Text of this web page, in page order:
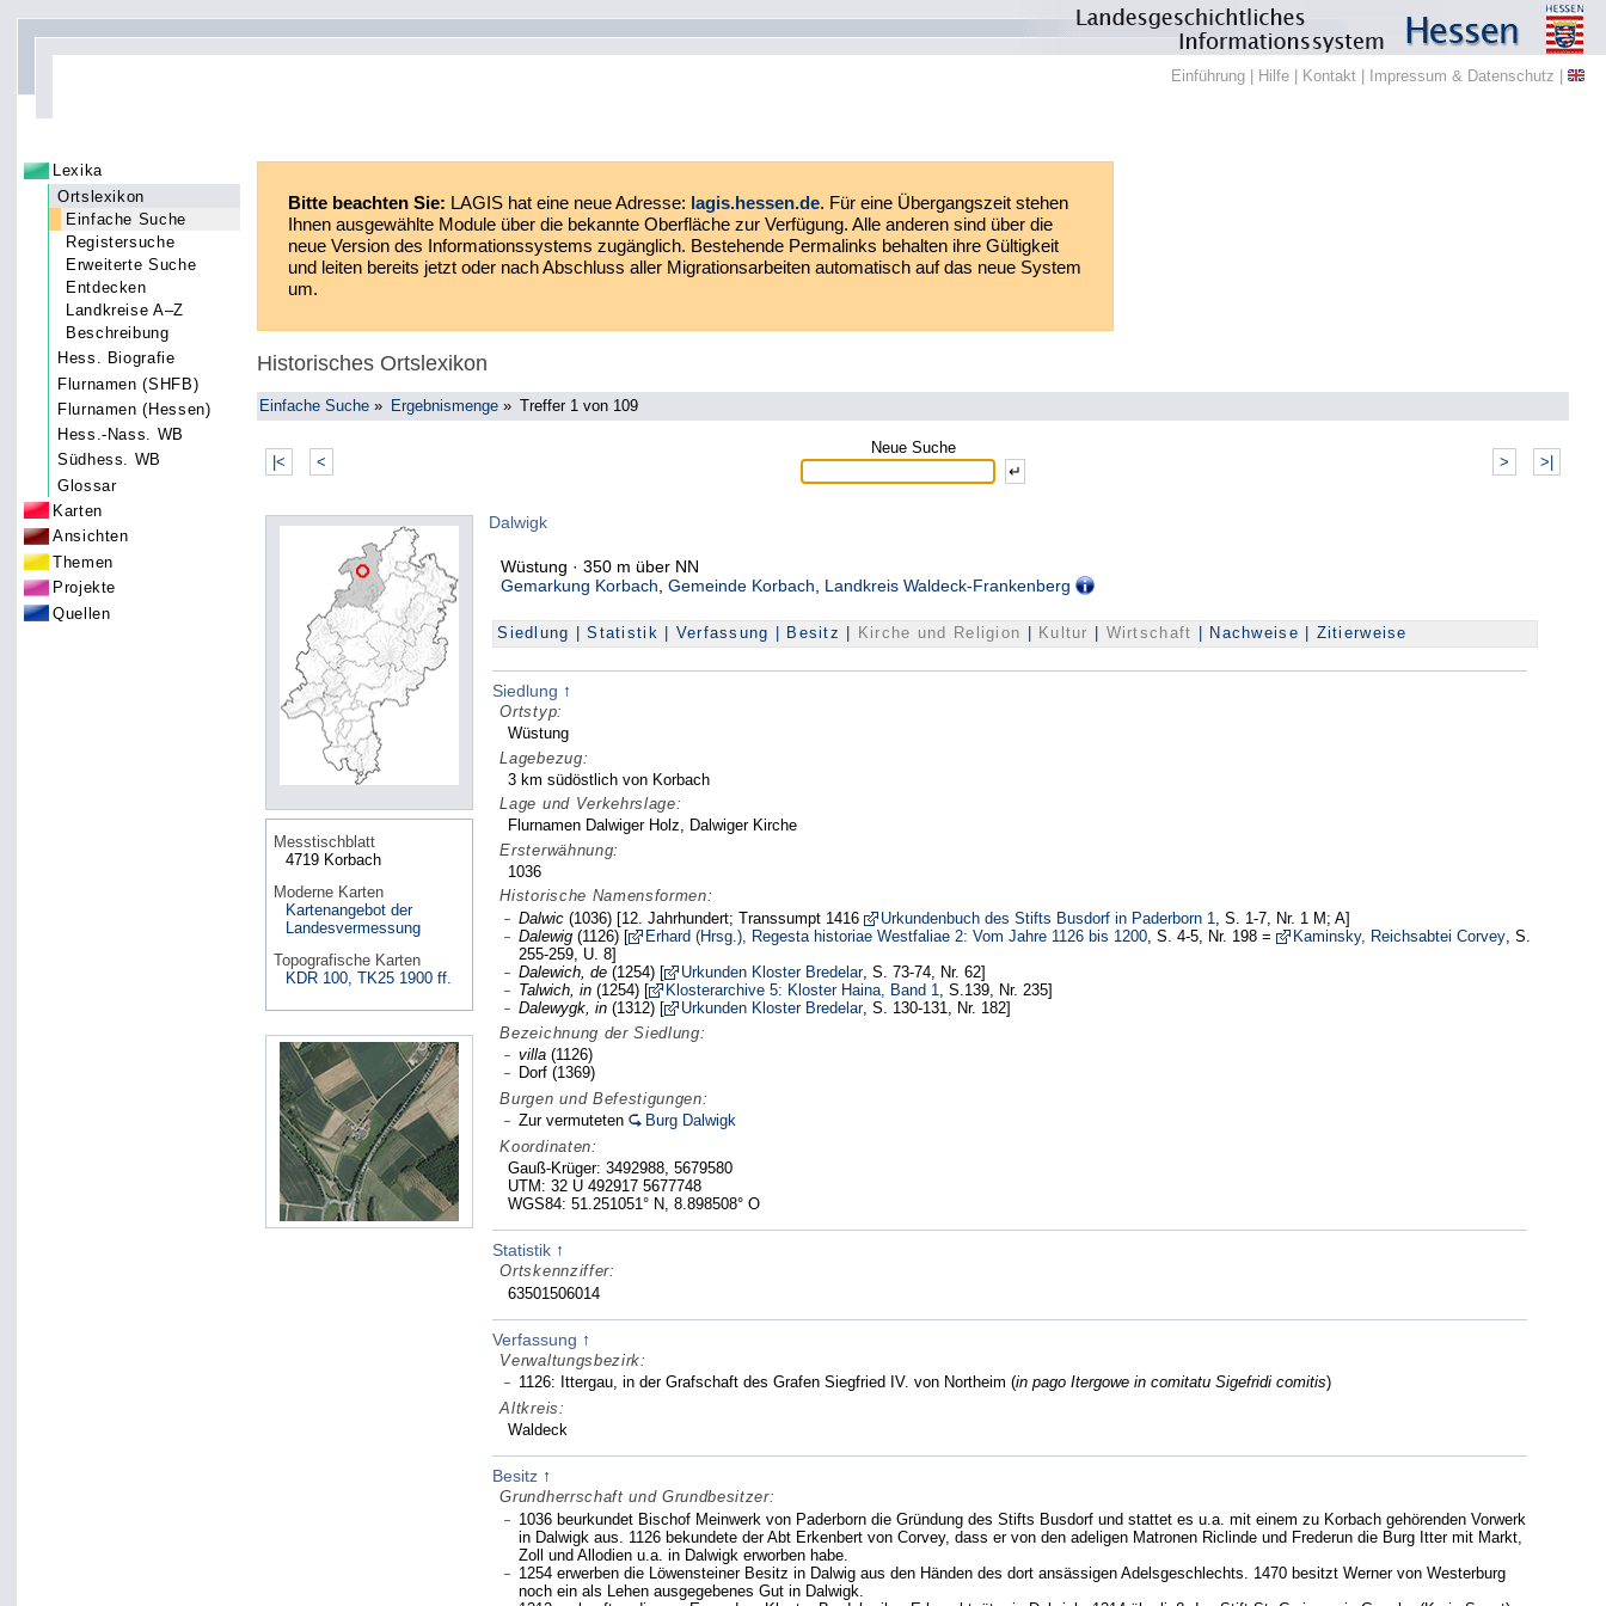
Einführung Hilfe Kontakt Impressum & Datenschutz
Lexika
Ortslexikon
Einfache Suche
Registersuche
Erweiterte Suche
Entdecken
Landkreise A–Z
Beschreibung
Hess. Biografie
Flurnamen (SHFB)
Flurnamen (Hessen)
Hess.-Nass. WB
Südhess. WB
Glossar
Karten
Ansichten
Themen
Projekte
Quellen
Bitte beachten Sie: LAGIS hat eine neue Adresse: lagis.hessen.de. Für eine Übergangszeit stehen
Ihnen ausgewählte Module über die bekannte Oberfläche zur Verfügung. Alle anderen sind über die
neue Version des Informationssystems zugänglich. Bestehende Permalinks behalten ihre Gültigkeit
und leiten bereits jetzt oder nach Abschluss aller Migrationsarbeiten automatisch auf das neue System
um.
Historisches Ortslexikon
Einfache Suche » Ergebnismenge» Treffer 1 von 109
|< <
Neue Suche
>
>|
Messtischblatt
4719 Korbach
Moderne Karten
Kartenangebot der
Landesvermessung
Topografische Karten
KDR 100, TK25 1900 ff.
Dalwigk
Wüstung · 350 m über NN
Gemarkung Korbach ,Gemeinde Korbach Landkreis Waldeck-Frankenberg
Siedlung |Statistik Verfassung Besitz Kirche und Religion Kultur Wirtschaft Nachweise Zitierweise
Siedlung ↑
Ortstyp:
Wüstung
Lagebezug:
3 km südöstlich von Korbach
Lage und Verkehrslage:
Flurnamen Dalwiger Holz, Dalwiger Kirche
Ersterwähnung:
1036
Historische Namensformen:
Dalwic(1036) [12. Jahrhundert; Transsumpt 1416 Urkundenbuch des Stifts Busdorf in Paderborn 1
, S. 1-7, Nr. 1 M; A]
Dalewig(1126) [ Erhard (Hrsg.), Regesta historiae Westfaliae 2: Vom Jahre 1126 bis 1200, S. 4-5, Nr. 198 = Kaminsky, Reichsabtei Corvey, S.
255-259, U. 8]
Dalewich, de(1254) [ Urkunden Kloster Bredelar, S. 73-74, Nr. 62]
Talwich, in(1254) [ Klosterarchive 5: Kloster Haina, Band 1
, S.139, Nr. 235]
Dalewygk, in(1312) [ Urkunden Kloster Bredelar, S. 130-131, Nr. 182]
Bezeichnung der Siedlung:
villa(1126)
Dorf (1369)
Burgen und Befestigungen:
Zur vermuteten
Burg Dalwigk
Koordinaten:
Gauß-Krüger: 3492988, 5679580
UTM: 32 U 492917 5677748
WGS84: 51.251051° N, 8.898508° O
Statistik ↑
Ortskennziffer:
63501506014
Verfassung ↑
Verwaltungsbezirk:
1126: Ittergau, in der Grafschaft des Grafen Siegfried IV. von Northeim (in pago Itergowe in comitatu Sigefridi comitis)
Altkreis:
Waldeck
Besitz ↑
Grundherrschaft und Grundbesitzer:
1036 beurkundet Bischof Meinwerk von Paderborn die Gründung des Stifts Busdorf und stattet es u.a. mit einem zu Korbach gehörenden Vorwerk
in Dalwigk aus. 1126 bekundete der Abt Erkenbert von Corvey, dass er von den adeligen Matronen Riclinde und Frederun die Burg Itter mit Markt,
Zoll und Allodien u.a. in Dalwigk erworben habe.
1254 erwerben die Löwensteiner Besitz in Dalwig aus den Händen des dort ansässigen Adelsgeschlechts. 1470 besitzt Werner von Westerburg
noch ein als Lehen ausgegebenes Gut in Dalwigk.